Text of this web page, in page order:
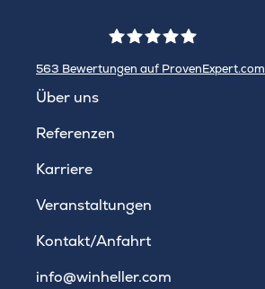
563 Bewertungen auf ProvenExpert.com
Über uns
Referenzen
Karriere
Veranstaltungen
Kontakt/Anfahrt
info@winheller.com